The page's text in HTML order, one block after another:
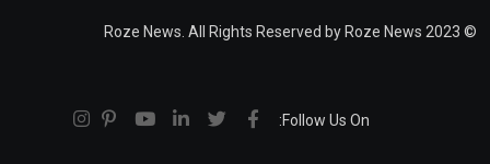
© 2023 Roze News. All Rights Reserved by Roze News
Follow Us On: